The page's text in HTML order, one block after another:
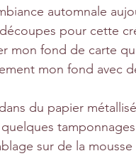
automnale
pour cette
mon fond de carte
mon fond avec
du papier
sur de la